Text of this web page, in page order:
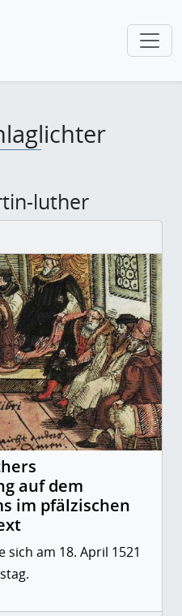
luther
auf dem
im pfälzischen
am 18. April 1521